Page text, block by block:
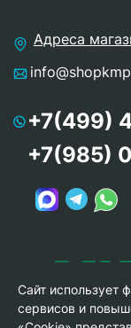
Адреса
+7(499)
+7(985)
Сайт использует
сервисов и